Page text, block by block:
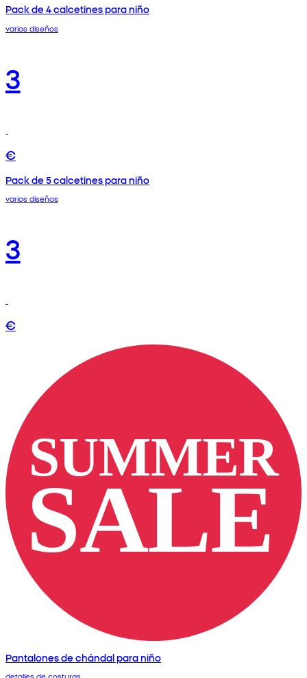
Pack de 4 calcetines para niño
varios diseños
3
€
Pack de 5 calcetines para niño
varios diseños
3
€
Pantalones de chándal para niño